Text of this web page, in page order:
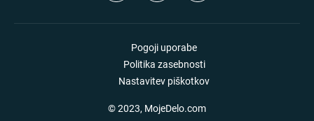
Pogoji uporabe
Politika zasebnosti
Nastavitev piškotkov
© 2023, MojeDelo.com